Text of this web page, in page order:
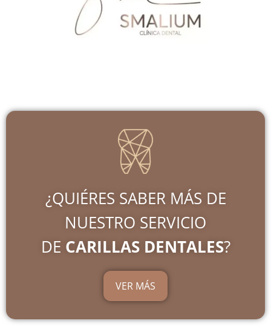
¿QUIÉRES SABER MÁS DE
NUESTRO SERVICIO
DE CARILLAS DENTALES?
VER MÁS